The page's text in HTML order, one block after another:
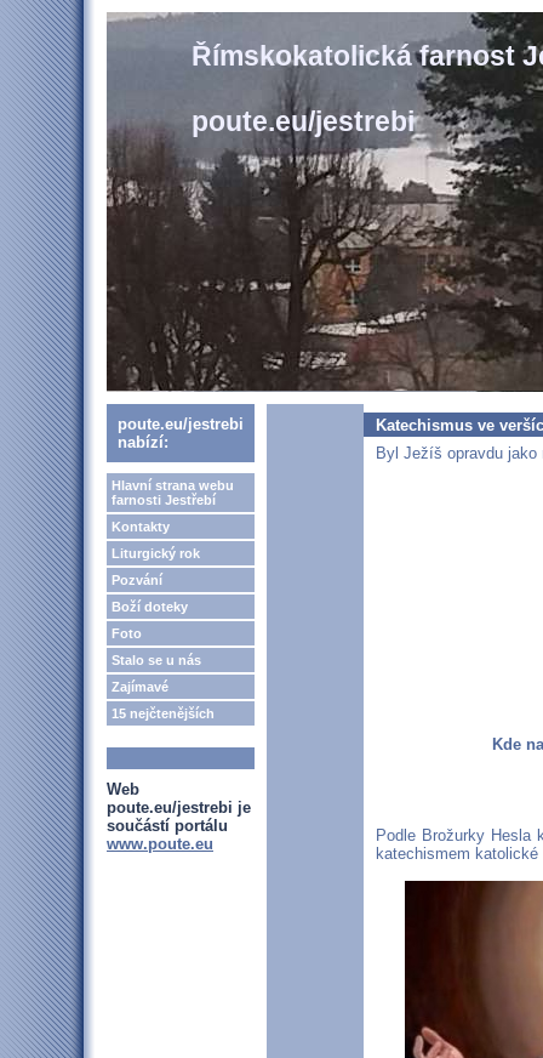
Římskokatolická farnost
poute.eu/jestrebi
poute.eu/jestrebi
nabízí:
Hlavní strana webu
farnosti Jestřebí
Kontakty
Liturgický rok
Pozvání
Boží doteky
Foto
Stalo se u nás
Zajímavé
15 nejčtenějších
Web
poute.eu/jestrebi je
součástí portálu
www.poute.eu
Katechismus ve
Byl Ježíš opravdu jako
Kde
Podle Brožurky Hesla
katechismem